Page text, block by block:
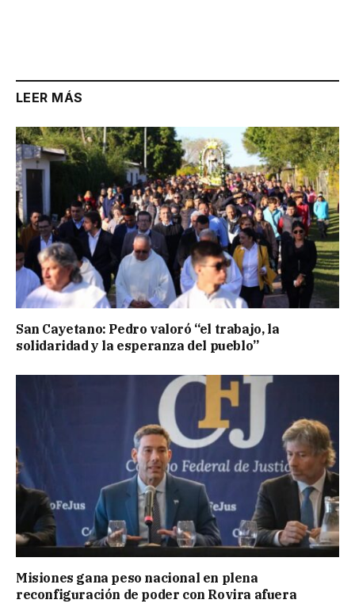
LEER MÁS
San Cayetano: Pedro valoró “el trabajo, la
solidaridad y la esperanza del pueblo”
Misiones gana peso nacional en plena
reconfiguración de poder con Rovira afuera